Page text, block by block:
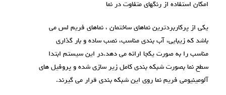
امکان استفاده از رنگهای متفاوت در نما
یکی از پرکاربردترین نماهای ساختمان ، نماهای فريم لس می
باشد که زیبایی، آب بندی مناسب، نصب ساده و بار گذاری
مناسب را به صورت یکجا ارائه می دهد.در این سیستم ابتدا
سطح نما بصورت شبکه بندی کامل زیر سازی شده و پروفیل های
آلومینیومی فریم نما روی این شبکه بندی قرار می گیرند.